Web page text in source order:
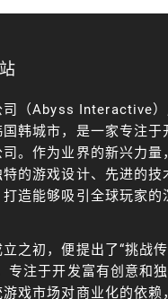
司（Abyss Interactive
韩城市，是一家专注于
。作为业界的新兴力量
的游戏设计、先进的技
造能够吸引全球玩家的
之初，便提出了“挑战
专注于开发富有创意和
戏市场对商业化的依赖